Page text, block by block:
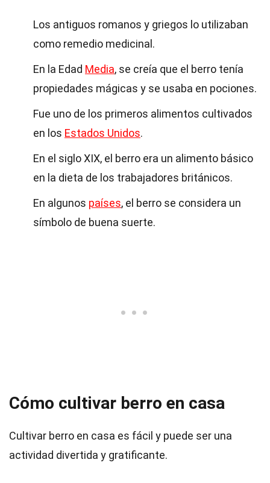
Los antiguos romanos y griegos lo utilizaban
como remedio medicinal.
En la Edad Media, se creía que el berro tenía
propiedades mágicas y se usaba en pociones.
Fue uno de los primeros alimentos cultivados
en los Estados Unidos.
En el siglo XIX, el berro era un alimento básico
en la dieta de los trabajadores británicos.
En algunos países, el berro se considera un
símbolo de buena suerte.
Cómo cultivar berro en casa
Cultivar berro en casa es fácil y puede ser una
actividad divertida y gratificante.